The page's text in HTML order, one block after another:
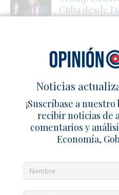
Cuba desde
Consternación entre
habanero por muerte
Presa del
tras nueva
3 julio 2026
Deja un
Noticias
¡Suscríbase a
recibir noticias de
comentarios y
Economía,